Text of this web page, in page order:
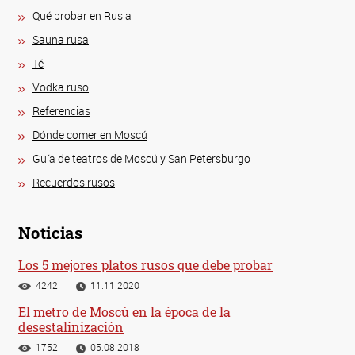
Qué probar en Rusia
Sauna rusa
Té
Vodka ruso
Referencias
Dónde comer en Moscú
Guía de teatros de Moscú y San Petersburgo
Recuerdos rusos
Noticias
Los 5 mejores platos rusos que debe probar
4242 11.11.2020
El metro de Moscú en la época de la
desestalinización
1752 05.08.2018